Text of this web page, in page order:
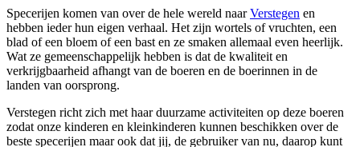
Specerijen komen van over de hele wereld naarVerstegen en
hebben ieder hun eigen verhaal. Het zijn wortels of vruchten, een
blad of een bloem of een bast en ze smaken allemaal even heerlijk.
Wat ze gemeenschappelijk hebben is dat de kwaliteit en
verkrijgbaarheid afhangt van de boeren en de boerinnen in de
landen van oorsprong.
Verstegen richt zich met haar duurzame activiteiten op deze boeren
zodat onze kinderen en kleinkinderen kunnen beschikken over de
beste specerijen maar ook dat jij, de gebruiker van nu, daarop kunt